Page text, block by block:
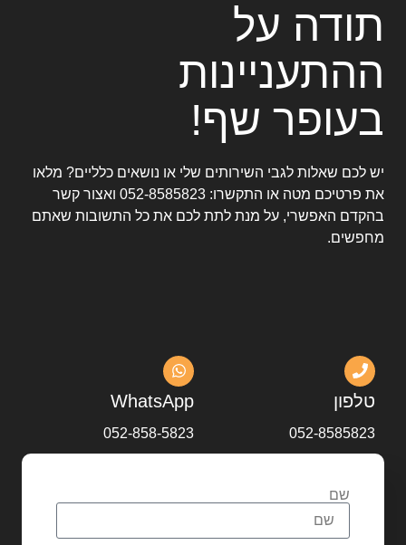
תודה על
ההתעניינות
בעופר שף!
יש לכם שאלות לגבי השירותים שלי או נושאים כלליים? מלאו
את פרטיכם מטה או התקשרו: 052-8585823 ואצור קשר
בהקדם האפשרי, על מנת לתת לכם את כל התשובות שאתם
מחפשים.
טלפון
052-8585823
WhatsApp
052-858-5823
שם